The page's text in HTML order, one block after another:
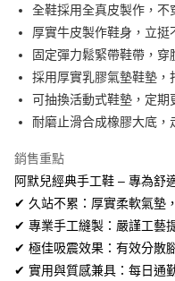
上海商業儲蓄銀行
國泰世華商業銀行
臺灣中小企業銀行
匯豐（台灣）商業銀行
聯邦商業銀行
元大商業銀行
玉山商業銀行
台灣樂天信用卡公司
LINE Pay
Apple Pay
街口支付
相關說明
【關於「AFTEE先享後付」】
AFTEE先享後付是「在收到商
便利好安心！
１．簡單：不需註冊會員、不
２．便利：只要手機號碼，簡訊
３．安心：先確認商品／服務後
ATM付款
運送方式
全家取貨付款
全鞋採用全真皮製作，不
厚實牛皮製作鞋身，立挺
固定彈力鬆緊帶鞋帶，穿
採用厚實乳膠氣墊鞋墊，
可抽換活動式鞋墊，定期
耐磨止滑合成橡膠大底，
銷售重點
阿默兒經典手工鞋 – 專為舒
✔ 久站不累：厚實柔軟氣墊
✔ 專業手工縫製：嚴謹工藝
✔ 極佳吸震效果：有效分散
✔ 實用與質感兼具：每日通